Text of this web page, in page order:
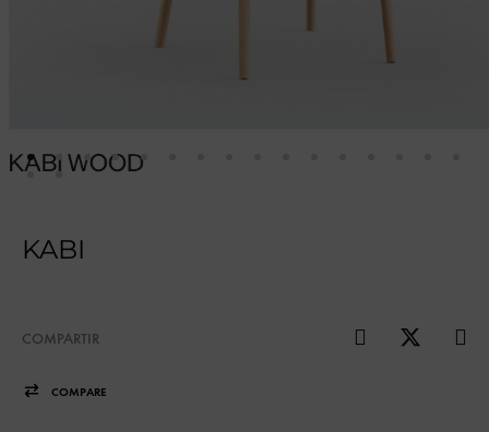
KABI
COMPARTIR
COMPARE